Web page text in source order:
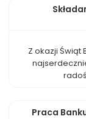
Z okazji Świąt
Praca